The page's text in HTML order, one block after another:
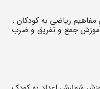
ریاضی به کودکان ،
جمع و تفریق و ضرب